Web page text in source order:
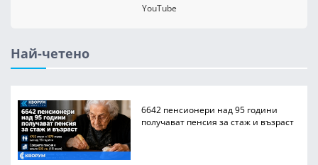
YouTube
Най-четено
6642 пенсионери над 95 години
получават пенсия за стаж и възраст